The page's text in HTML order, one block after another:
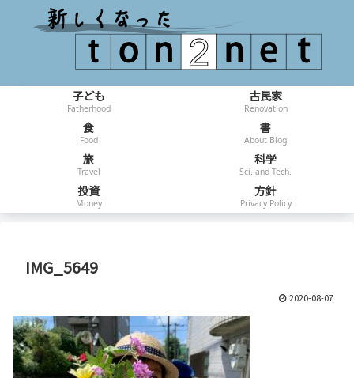
子ども
Fatherhood
古民家
Renovation
食
Food
書
About Blog
旅
Travel
科学
Sci. and Tech.
投資
Money
方針
Privacy Policy
IMG_5649
2020-08-07